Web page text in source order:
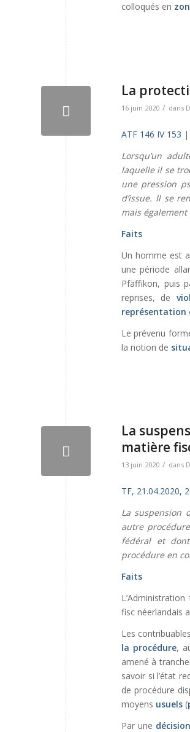
colloqués en
La
16 juin 2020 / dans
ATF 146 IV 153 |
Lorsqu’un
laquelle il se
une pression
d’issue. Il se
mais
Faits
Un homme est
une période
Pfäffikon, puis
reprises, de viol
représentation
Le prévenu
la notion de
La
matière
13 juin 2020 / dans
TF, 21.04.2020,
La suspension
autre
fédéral et
procédure en
Faits
fisc néerlandais
Les
la procédure,
amené à
savoir si l’état
de procédure
moyens usuels (
Par une